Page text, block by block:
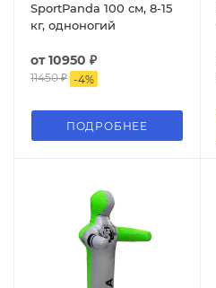
SportPanda 100 см, 8-15
кг, одноногий
от10950 ₽
11450 ₽ -4%
ПОДРОБНЕЕ